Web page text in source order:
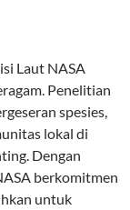
Laut NASA
Penelitian
spesies,
lokal di
Dengan
berkomitmen
untuk